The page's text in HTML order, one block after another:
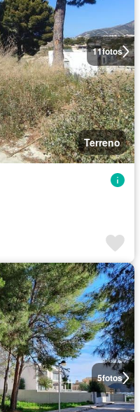
11fotos
Terreno
5fotos